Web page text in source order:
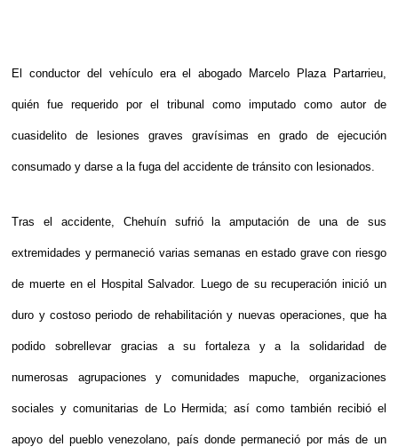
El conductor del vehículo era el abogado Marcelo Plaza Partarrieu,
quién fue requerido por el tribunal como imputado como autor de
cuasidelito de lesiones graves gravísimas en grado de ejecución
consumado y darse a la fuga del accidente de tránsito con lesionados.
Tras el accidente, Chehuín sufrió la amputación de una de sus
extremidades y permaneció varias semanas en estado grave con riesgo
de muerte en el Hospital Salvador. Luego de su recuperación inició un
duro y costoso periodo de rehabilitación y nuevas operaciones, que ha
podido sobrellevar gracias a su fortaleza y a la solidaridad de
numerosas agrupaciones y comunidades mapuche, organizaciones
sociales y comunitarias de Lo Hermida; así como también recibió el
apoyo del pueblo venezolano, país donde permaneció por más de un